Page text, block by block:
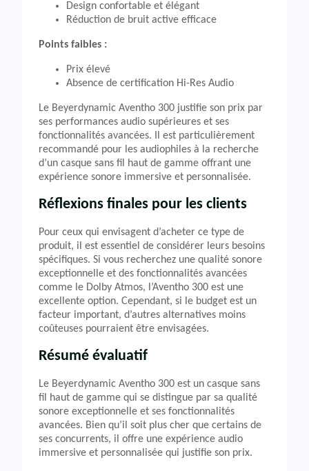
Design confortable et élégant
Réduction de bruit active efficace
Points faibles :
Prix élevé
Absence de certification Hi-Res Audio
Le Beyerdynamic Aventho 300 justifie son prix par
ses performances audio supérieures et ses
fonctionnalités avancées. Il est particulièrement
recommandé pour les audiophiles à la recherche
d’un casque sans fil haut de gamme offrant une
expérience sonore immersive et personnalisée.
Réflexions finales pour les clients
Pour ceux qui envisagent d’acheter ce type de
produit, il est essentiel de considérer leurs besoins
spécifiques. Si vous recherchez une qualité sonore
exceptionnelle et des fonctionnalités avancées
comme le Dolby Atmos, l’Aventho 300 est une
excellente option. Cependant, si le budget est un
facteur important, d’autres alternatives moins
coûteuses pourraient être envisagées.
Résumé évaluatif
Le Beyerdynamic Aventho 300 est un casque sans
fil haut de gamme qui se distingue par sa qualité
sonore exceptionnelle et ses fonctionnalités
avancées. Bien qu’il soit plus cher que certains de
ses concurrents, il offre une expérience audio
immersive et personnalisée qui justifie son prix.